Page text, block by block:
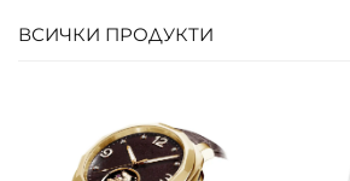
ВСИЧКИ ПРОДУКТИ